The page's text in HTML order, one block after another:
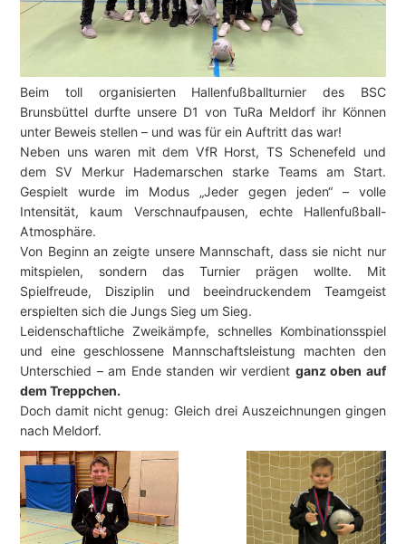
Beim toll organisierten Hallenfußballturnier des BSC
Brunsbüttel durfte unsere D1 von TuRa Meldorf ihr Können
unter Beweis stellen – und was für ein Auftritt das war!
Neben uns waren mit dem VfR Horst, TS Schenefeld und
dem SV Merkur Hademarschen starke Teams am Start.
Gespielt wurde im Modus „Jeder gegen jeden“ – volle
Intensität, kaum Verschnaufpausen, echte Hallenfußball-
Atmosphäre.
Von Beginn an zeigte unsere Mannschaft, dass sie nicht nur
mitspielen, sondern das Turnier prägen wollte. Mit
Spielfreude, Disziplin und beeindruckendem Teamgeist
erspielten sich die Jungs Sieg um Sieg.
Leidenschaftliche Zweikämpfe, schnelles Kombinationsspiel
und eine geschlossene Mannschaftsleistung machten den
Unterschied – am Ende standen wir verdient ganz oben auf
dem Treppchen.
Doch damit nicht genug: Gleich drei Auszeichnungen gingen
nach Meldorf.